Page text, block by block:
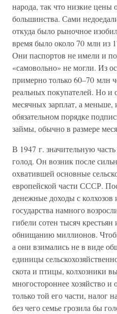
народа, так что низкие цены
большинства. Сами
откуда было рыночное
время было около 70 млн из
Они паспортов не имели и
«самовольно» не могли. Из
примерно только 60–70 млн
реальных покупателей. Но и
месячных зарплат, а
обязательном порядке
займы, обычно в размере
В 1947 г. значительную
голод. Он возник после
охватившей основные
европейской части СССР.
денежные доходы с колхозов
государства намного
гибели сотен тысяч
обнищанию миллионов.
а они взимались не в виде
единицы
скота и птицы, колхозники
многостороннее хозяйство и
только той его части, налог
без чего семье грозила бы